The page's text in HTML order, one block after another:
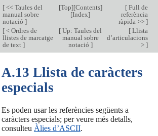
[<< Taules del
manual sobre
notació ]
[Top][Contents]
[Index]
[Full de
referència
ràpida >> ]
[< Ordres de
llistes de marcatge
de text ]
[ Up: Taules del
manual sobre
notació ]
[Llista
d’articulacions
> ]
A.13 Llista de caràcters
especials
Es poden usar les referències següents a
caràcters especials; per veure més detalls,
consulteu Àlies d’ASCII.